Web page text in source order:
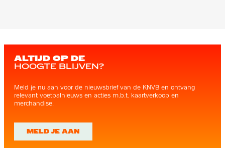
ALTIJD OP DE
HOOGTE BLIJVEN?
Meld je nu aan voor de nieuwsbrief van de KNVB en ontvang
relevant voetbalnieuws en acties m.b.t. kaartverkoop en
merchandise.
MELD JE AAN